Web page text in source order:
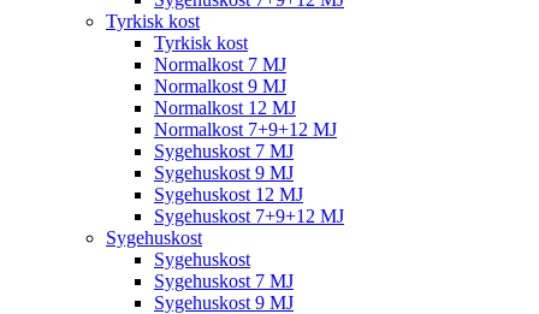
Tyrkisk kost
Tyrkisk kost
Normalkost 7 MJ
Normalkost 9 MJ
Normalkost 12 MJ
Normalkost 7+9+12 MJ
Sygehuskost 7 MJ
Sygehuskost 9 MJ
Sygehuskost 12 MJ
Sygehuskost 7+9+12 MJ
Sygehuskost
Sygehuskost
Sygehuskost 7 MJ
Sygehuskost 9 MJ